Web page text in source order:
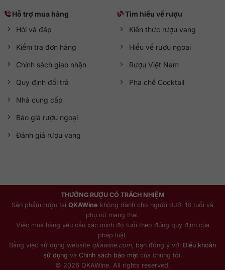
Hỗ trợ mua hàng
Hỏi và đáp
Kiểm tra đơn hàng
Chính sách giao nhận
Quy định đổi trả
Nhà cung cấp
Báo giá rượu ngoại
Đánh giá rượu vang
Tìm hiểu về rượu
Kiến thức rượu vang
Hiểu về rượu ngoại
Rượu Việt Nam
Pha chế Cocktail
THƯỞNG RƯỢU CÓ TRÁCH NHIỆM
Sản phẩm rượu tại QKAWine không dành cho người dưới 18 tuổi và
phụ nữ mang thai.
Việc mua hàng yêu cầu xác minh độ tuổi theo đúng quy định của
pháp luật.
Bằng việc sử dụng website qkawine.com , bạn đồng ý với Điều khoản
sử dụng và Chính sách bảo mậtcủa chúng tôi.
© 2026 QKAWine. All rights reserved.